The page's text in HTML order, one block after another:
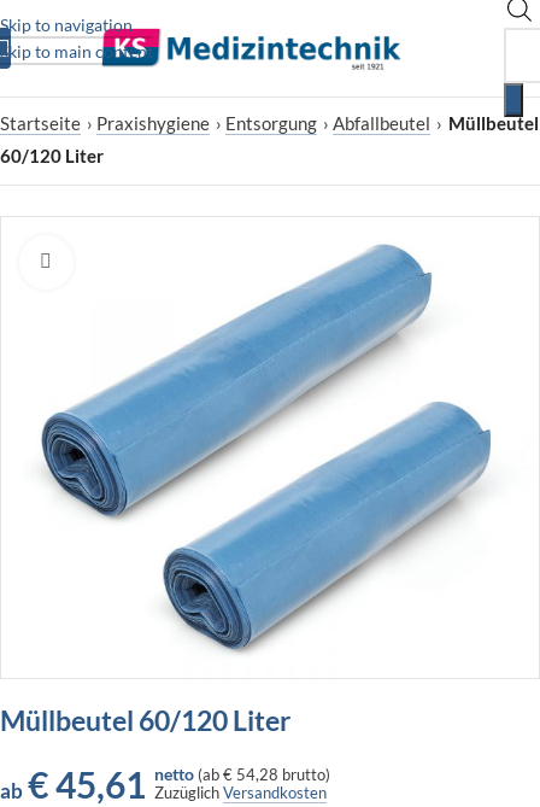
Skip to navigation
Skip to main content
Startseite › Praxishygiene › Entsorgung › Abfallbeutel › Müllbeutel
60/120 Liter
Müllbeutel 60/120 Liter
ab €45,61 netto (ab€ 54,28 brutto)
ZuzüglichVersandkosten